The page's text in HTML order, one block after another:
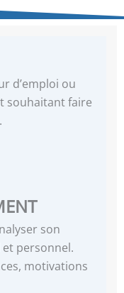
d’emploi ou
souhaitant faire
son
personnel.
motivations